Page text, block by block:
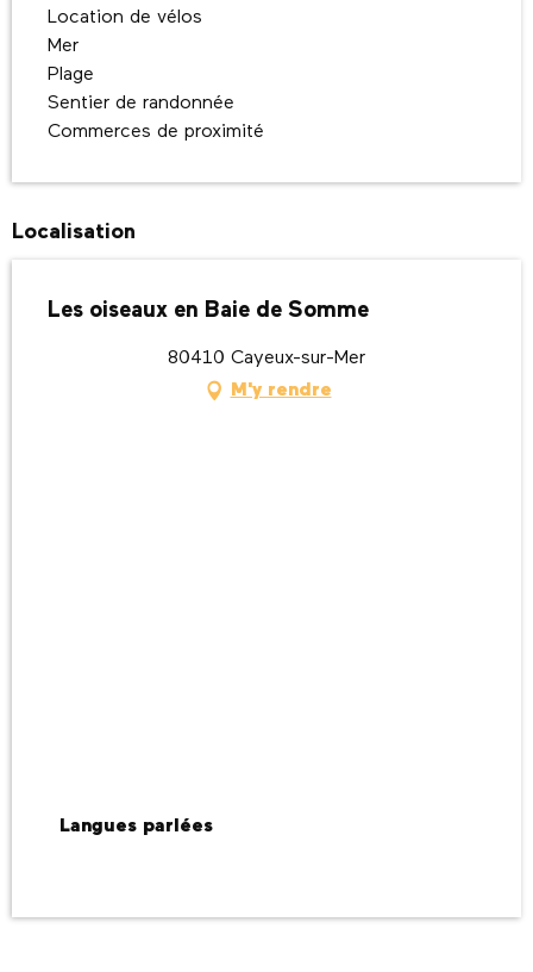
Location de vélos
Mer
Plage
Sentier de randonnée
Commerces de proximité
Localisation
Les oiseaux en Baie de Somme
80410 Cayeux-sur-Mer
M'y rendre
Langues parlées
Langues parlées